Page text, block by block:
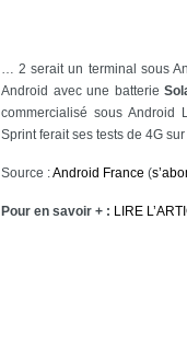
… 2 serait un terminal sous
Android avec une batterie
commercialisé sous
Sprint ferait ses tests de 4G
Source :Android France (
Pour en savoir + : LIRE